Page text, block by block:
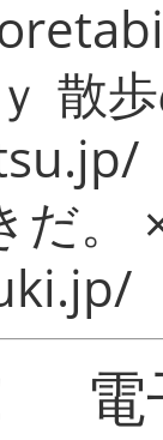
散
だ。
電